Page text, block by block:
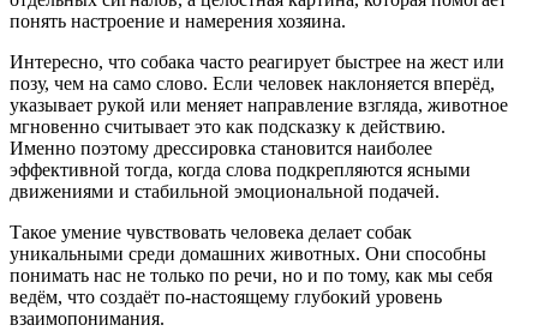
понять настроение и намерения хозяина.
Интересно, что собака часто реагирует быстрее на жест или
позу, чем на само слово. Если человек наклоняется вперёд,
указывает рукой или меняет направление взгляда, животное
мгновенно считывает это как подсказку к действию.
Именно поэтому дрессировка становится наиболее
эффективной тогда, когда слова подкрепляются ясными
движениями и стабильной эмоциональной подачей.
Такое умение чувствовать человека делает собак
уникальными среди домашних животных. Они способны
понимать нас не только по речи, но и по тому, как мы себя
ведём, что создаёт по-настоящему глубокий уровень
взаимопонимания.